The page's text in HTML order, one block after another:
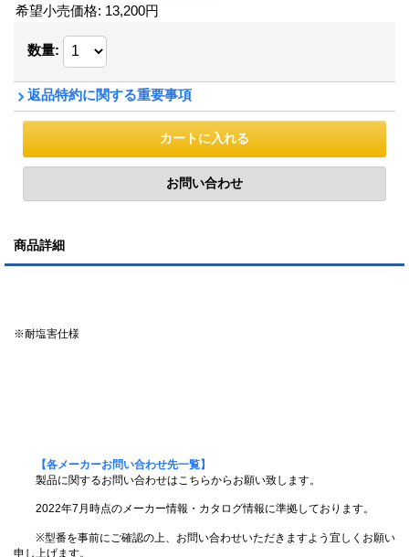
希望小売価格: 13,200円
数量:
返品特約に関する重要事項
商品詳細
※耐塩害仕様
【各メーカーお問い合わせ先一覧】
製品に関するお問い合わせはこちらからお願い致します。
2022年7月時点のメーカー情報・カタログ情報に準拠しております。
※型番を事前にご確認の上、お問い合わせいただきますよう宜しくお願い
申し上げます。